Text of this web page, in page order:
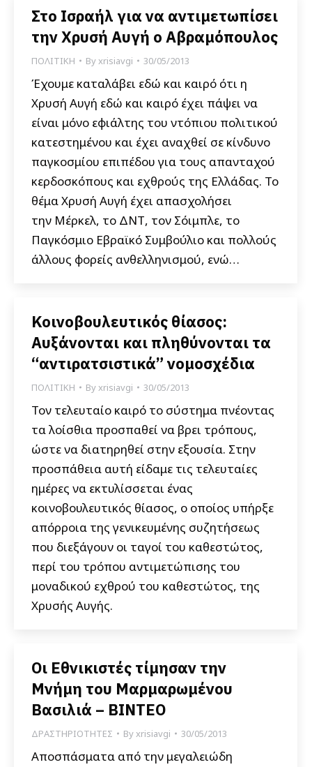
Στο Ισραήλ για να αντιμετωπίσει
την Χρυσή Αυγή ο Αβραμόπουλος
ΠΟΛΙΤΙΚΗ Byxrisiavgi 30/05/2013
Έχουμε καταλάβει εδώ και καιρό ότι η
Χρυσή Αυγή εδώ και καιρό έχει πάψει να
είναι μόνο εφιάλτης του ντόπιου πολιτικού
κατεστημένου και έχει αναχθεί σε κίνδυνο
παγκοσμίου επιπέδου για τους απανταχού
κερδοσκόπους και εχθρούς της Ελλάδας. Το
θέμα Χρυσή Αυγή έχει απασχολήσει
την Μέρκελ, το ΔΝΤ, τον Σόιμπλε, το
Παγκόσμιο Εβραϊκό Συμβούλιο και πολλούς
άλλους φορείς ανθελληνισμού, ενώ…
Κοινοβουλευτικός θίασος:
Αυξάνονται και πληθύνονται τα
“αντιρατσιστικά” νομοσχέδια
ΠΟΛΙΤΙΚΗ Byxrisiavgi 30/05/2013
Τον τελευταίο καιρό το σύστημα πνέοντας
τα λοίσθια προσπαθεί να βρει τρόπους,
ώστε να διατηρηθεί στην εξουσία. Στην
προσπάθεια αυτή είδαμε τις τελευταίες
ημέρες να εκτυλίσσεται ένας
κοινοβουλευτικός θίασος, ο οποίος υπήρξε
απόρροια της γενικευμένης συζητήσεως
που διεξάγουν οι ταγοί του καθεστώτος,
περί του τρόπου αντιμετώπισης του
μοναδικού εχθρού του καθεστώτος, της
Χρυσής Αυγής.
Οι Εθνικιστές τίμησαν την
Μνήμη του Μαρμαρωμένου
Βασιλιά – ΒΙΝΤΕΟ
ΔΡΑΣΤΗΡΙΟΤΗΤΕΣ Byxrisiavgi 30/05/2013
Αποσπάσματα από την μεγαλειώδη